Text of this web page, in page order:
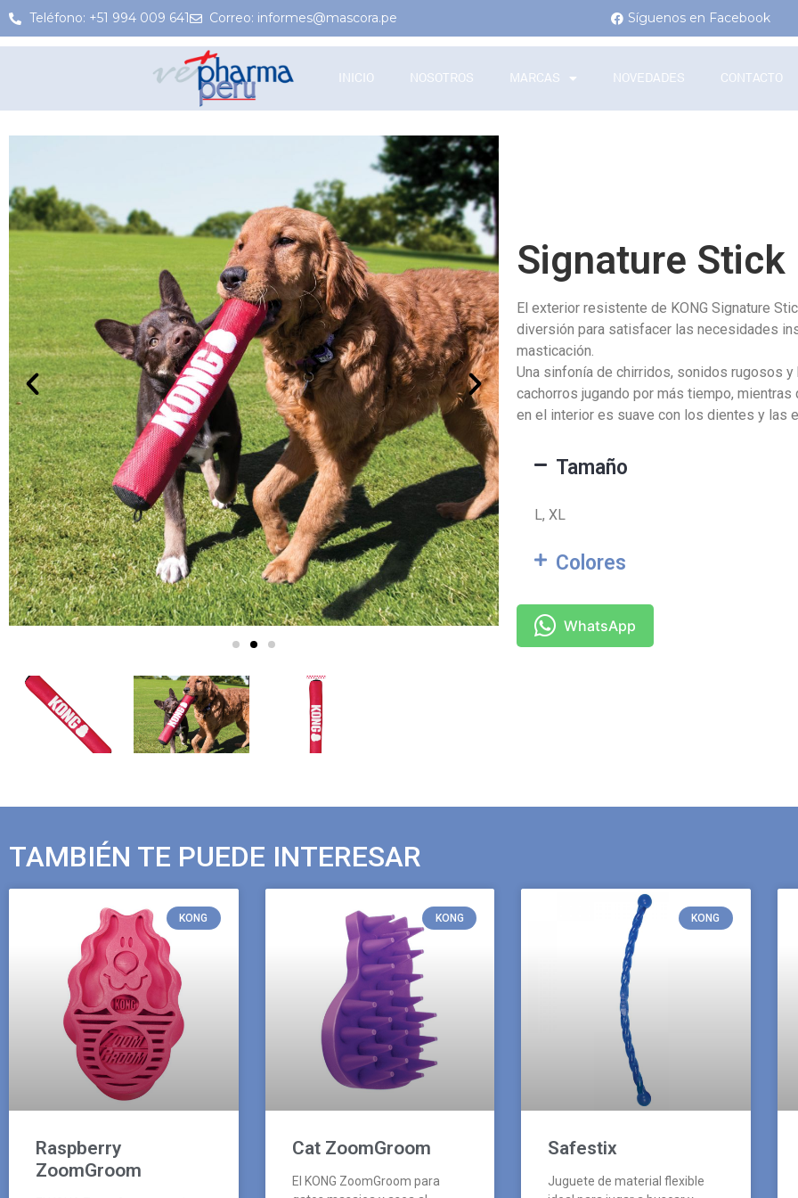
Teléfono: +51 994 009 641 Correo: informes@mascora.pe Síguenos en Facebook
INICIO NOSOTROS MARCAS NOVEDADES CONTACTO
Signature Stick
El exterior resistente de KONG Signature
diversión para satisfacer las necesidades
masticación.
Una sinfonía de chirridos, sonidos rugosos
cachorros jugando por más tiempo,
en el interior es suave con los dientes y las
Tamaño
L, XL
Colores
WhatsApp
TAMBIÉN TE PUEDE INTERESAR
KONG
Raspberry
ZoomGroom
KONG
Cat ZoomGroom
El KONG ZoomGroom para
KONG
Safestix
Juguete de material flexible